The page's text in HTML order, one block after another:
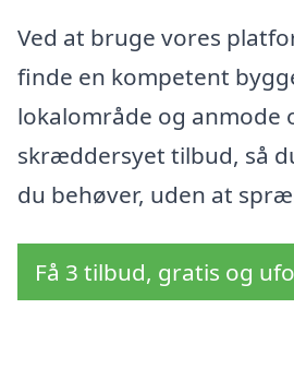
Ved at bruge vores
finde en kompetent
lokalområde og anmode
skræddersyet tilbud, så
du behøver, uden at
Få 3 tilbud, gratis og